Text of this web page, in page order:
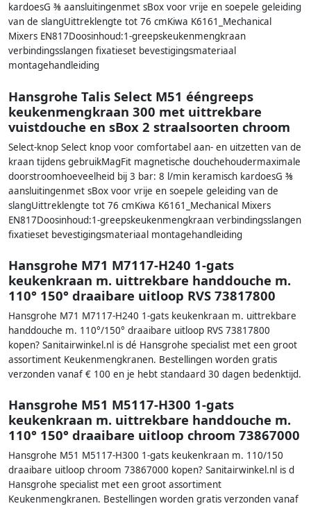
kardoesG ⅜ aansluitingenmet sBox voor vrije en soepele geleiding
van de slangUittreklengte tot 76 cmKiwa K6161_Mechanical
Mixers EN817Doosinhoud:1-greepskeukenmengkraan
verbindingsslangen fixatieset bevestigingsmateriaal
montagehandleiding
Hansgrohe Talis Select M51 ééngreeps
keukenmengkraan 300 met uittrekbare
vuistdouche en sBox 2 straalsoorten chroom
Select-knop Select knop voor comfortabel aan- en uitzetten van de
kraan tijdens gebruikMagFit magnetische douchehoudermaximale
doorstroomhoeveelheid bij 3 bar: 8 l/min keramisch kardoesG ⅜
aansluitingenmet sBox voor vrije en soepele geleiding van de
slangUittreklengte tot 76 cmKiwa K6161_Mechanical Mixers
EN817Doosinhoud:1-greepskeukenmengkraan verbindingsslangen
fixatieset bevestigingsmateriaal montagehandleiding
Hansgrohe M71 M7117-H240 1-gats
keukenkraan m. uittrekbare handdouche m.
110° 150° draaibare uitloop RVS 73817800
Hansgrohe M71 M7117-H240 1-gats keukenkraan m. uittrekbare
handdouche m. 110°/150° draaibare uitloop RVS 73817800
kopen? Sanitairwinkel.nl is dé Hansgrohe specialist met een groot
assortiment Keukenmengkranen. Bestellingen worden gratis
verzonden vanaf € 100 en je hebt standaard 30 dagen bedenktijd.
Hansgrohe M51 M5117-H300 1-gats
keukenkraan m. uittrekbare handdouche m.
110° 150° draaibare uitloop chroom 73867000
Hansgrohe M51 M5117-H300 1-gats keukenkraan m. 110/150
draaibare uitloop chroom 73867000 kopen? Sanitairwinkel.nl is d
Hansgrohe specialist met een groot assortiment
Keukenmengkranen. Bestellingen worden gratis verzonden vanaf